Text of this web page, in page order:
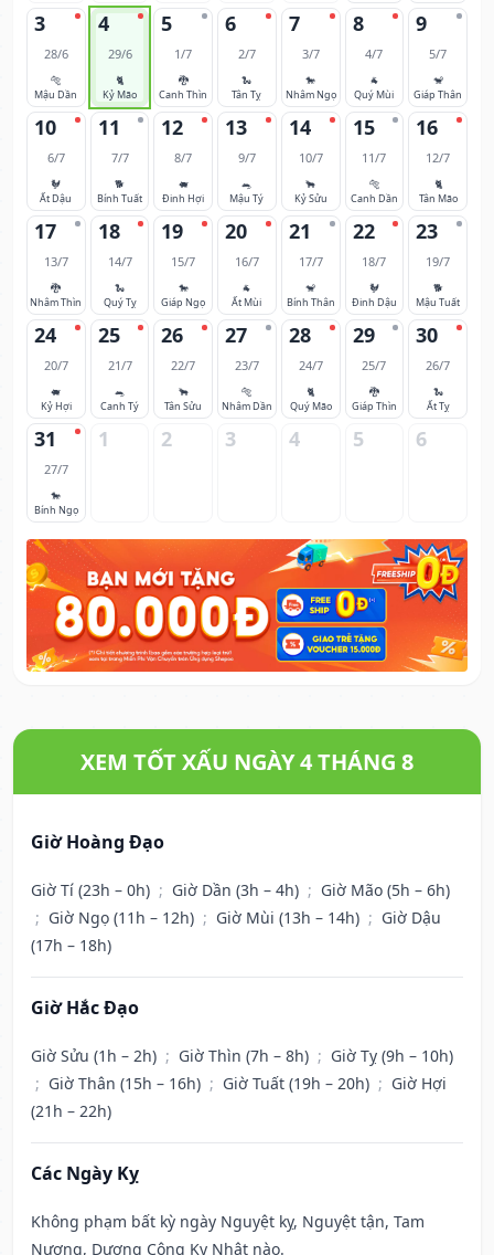
3
28/6
🐅
Mậu Dần
4
29/6
🐈
Kỷ Mão
5
1/7
🐉
Canh Thìn
6
2/7
🐍
Tân Tỵ
7
3/7
🐎
Nhâm Ngọ
8
4/7
🐐
Quý Mùi
9
5/7
🐒
Giáp Thân
10
6/7
🐓
Ất Dậu
11
7/7
🐕
Bính Tuất
12
8/7
🐖
Đinh Hợi
13
9/7
🐀
Mậu Tý
14
10/7
🐂
Kỷ Sửu
15
11/7
🐅
Canh Dần
16
12/7
🐈
Tân Mão
17
13/7
🐉
Nhâm Thìn
18
14/7
🐍
Quý Tỵ
19
15/7
🐎
Giáp Ngọ
20
16/7
🐐
Ất Mùi
21
17/7
🐒
Bính Thân
22
18/7
🐓
Đinh Dậu
23
19/7
🐕
Mậu Tuất
24
20/7
🐖
Kỷ Hợi
25
21/7
🐀
Canh Tý
26
22/7
🐂
Tân Sửu
27
23/7
🐅
Nhâm Dần
28
24/7
🐈
Quý Mão
29
25/7
🐉
Giáp Thìn
30
26/7
🐍
Ất Tỵ
31
27/7
🐎
Bính Ngọ
1 2 3 4 5 6
XEM TỐT XẤU NGÀY 4 THÁNG 8
Giờ Hoàng Đạo
Giờ Tí (23h – 0h) ; Giờ Dần (3h – 4h) ; Giờ Mão (5h – 6h)
; Giờ Ngọ (11h – 12h) ; Giờ Mùi (13h – 14h) ; Giờ Dậu
(17h – 18h)
Giờ Hắc Đạo
Giờ Sửu (1h – 2h) ; Giờ Thìn (7h – 8h) ; Giờ Tỵ (9h – 10h)
; Giờ Thân (15h – 16h) ; Giờ Tuất (19h – 20h) ; Giờ Hợi
(21h – 22h)
Các Ngày Kỵ
Không phạm bất kỳ ngày Nguyệt kỵ, Nguyệt tận, Tam
Nương, Dương Công Kỵ Nhật nào.